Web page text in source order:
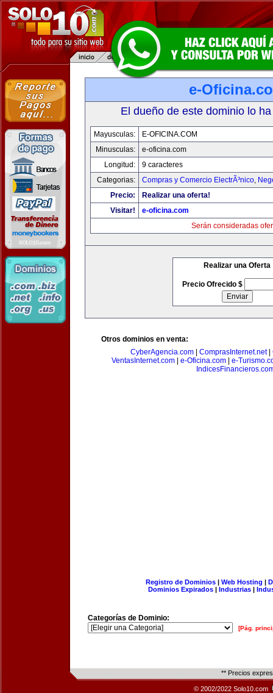
e-
El dueño de este dominio lo
Mayusculas:
E-OFICINA.COM
Minusculas:
e-oficina.com
Longitud:
9 caracteres
Categorias:
Compras y Comercio ElectrÃ³nico,
Precio:
Realizar una oferta!
Visitar!
e-oficina.com
Serán consideradas
Realizar una Oferta
Precio Ofrecido $
Otros dominios en venta:
CyberAgencia.com| ComprasInternet.net|
VentasInternet.com
e-Oficina.com
e-
Registro de Dominios| Web Hosting |
Dominios Expirados | Industrias |
Categorías de Dominio:
[Pág.
** Precios
© 2002/2022 Solo10.com